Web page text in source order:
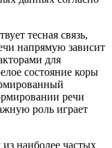
тесная связь,
напрямую зависит
для
состояние коры
речи
роль играет
наиболее частых